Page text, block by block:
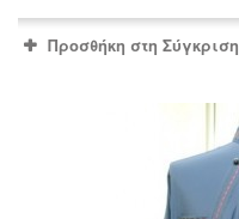
Προσθήκη στη Σύγκριση